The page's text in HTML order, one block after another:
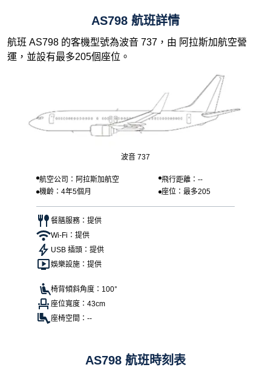
AS798 航班詳情
航班 AS798 的客機型號為波音 737，由 阿拉斯加航空營
運，並設有最多205個座位。
波音 737
航空公司：阿拉斯加航空
飛行距離：--
機齡：4年5個月
座位：最多205
餐膳服務：提供
Wi-Fi：提供
USB 插頭：提供
娛樂設施：提供
椅背傾斜角度：100°
座位寬度：43cm
座椅空間：--
AS798 航班時刻表